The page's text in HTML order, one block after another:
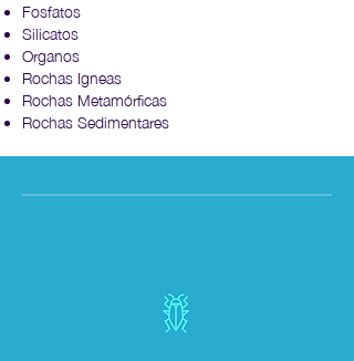
Fosfatos
Silicatos
Organos
Rochas Igneas
Rochas Metamórficas
Rochas Sedimentares